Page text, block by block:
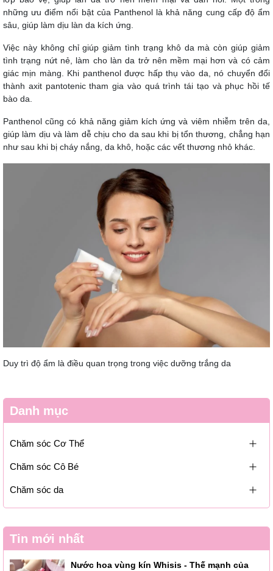
những ưu điểm nổi bật của Panthenol là khả năng cung cấp độ ẩm
sâu, giúp làm dịu làn da kích ứng.
Việc này không chỉ giúp giảm tình trạng khô da mà còn giúp giảm
tình trạng nứt nẻ, làm cho làn da trở nên mềm mại hơn và có cảm
giác mịn màng. Khi panthenol được hấp thụ vào da, nó chuyển đổi
thành axit pantotenic tham gia vào quá trình tái tạo và phục hồi tế
bào da.
Panthenol cũng có khả năng giảm kích ứng và viêm nhiễm trên da,
giúp làm dịu và làm dễ chịu cho da sau khi bị tổn thương, chẳng hạn
như sau khi bị cháy nắng, da khô, hoặc các vết thương nhỏ khác.
Duy trì độ ẩm là điều quan trọng trong việc dưỡng trắng da
Danh mục
Chăm sóc Cơ Thể
Chăm sóc Cô Bé
Chăm sóc da
Tin mới nhất
Nước hoa vùng kín Whisis - Thế mạnh của